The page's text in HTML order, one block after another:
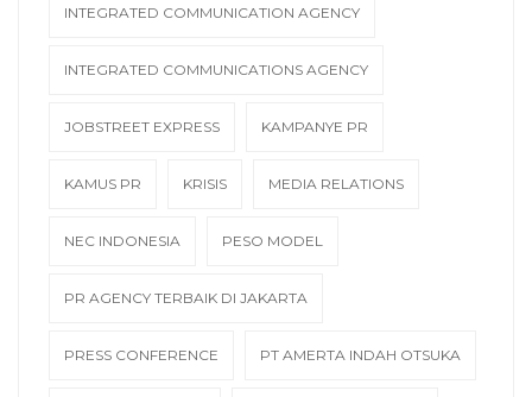
INTEGRATED COMMUNICATION AGENCY
INTEGRATED COMMUNICATIONS AGENCY
JOBSTREET EXPRESS KAMPANYE PR
KAMUS PR KRISIS MEDIA RELATIONS
NEC INDONESIA PESO MODEL
PR AGENCY TERBAIK DI JAKARTA
PRESS CONFERENCE PT AMERTA INDAH OTSUKA